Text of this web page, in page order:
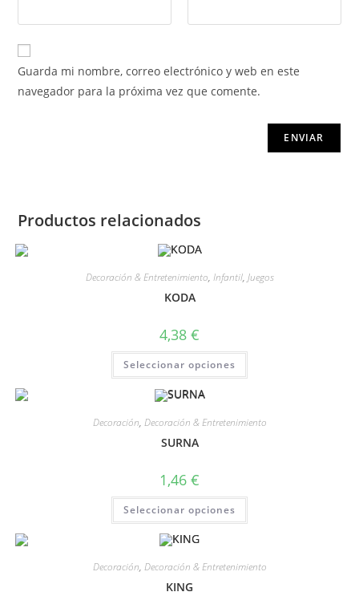
Guarda mi nombre, correo electrónico y web en este
navegador para la próxima vez que comente.
Productos relacionados
Decoración & Entretenimiento, Infantil, Juegos
KODA
4,38 €
Seleccionar opciones
Decoración, Decoración & Entretenimiento
SURNA
1,46 €
Seleccionar opciones
Decoración, Decoración & Entretenimiento
KING